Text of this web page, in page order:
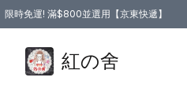
限時免運! 滿$800並選用【京東快遞】
紅の舍